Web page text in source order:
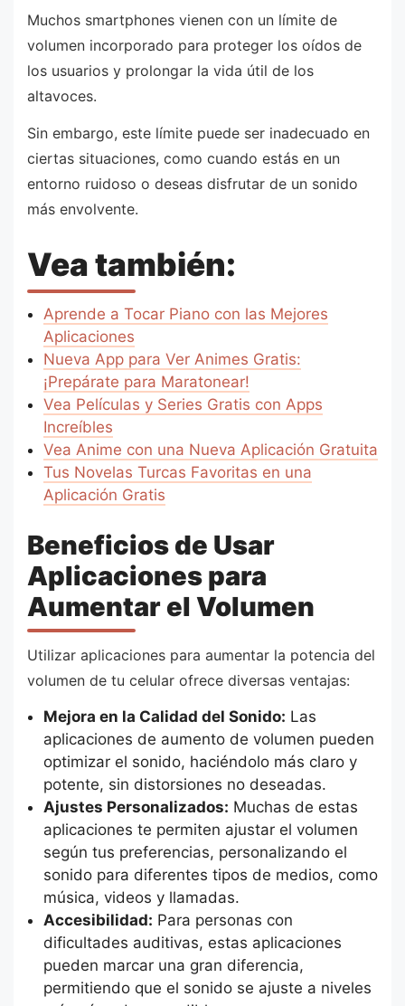
Muchos smartphones vienen con un límite de
volumen incorporado para proteger los oídos de
los usuarios y prolongar la vida útil de los
altavoces.
Sin embargo, este límite puede ser inadecuado en
ciertas situaciones, como cuando estás en un
entorno ruidoso o deseas disfrutar de un sonido
más envolvente.
Vea también:
Aprende a Tocar Piano con las Mejores
Aplicaciones
Nueva App para Ver Animes Gratis:
¡Prepárate para Maratonear!
Vea Películas y Series Gratis con Apps
Increíbles
Vea Anime con una Nueva Aplicación Gratuita
Tus Novelas Turcas Favoritas en una
Aplicación Gratis
Beneficios de Usar
Aplicaciones para
Aumentar el Volumen
Utilizar aplicaciones para aumentar la potencia del
volumen de tu celular ofrece diversas ventajas:
Mejora en la Calidad del Sonido: Las
aplicaciones de aumento de volumen pueden
optimizar el sonido, haciéndolo más claro y
potente, sin distorsiones no deseadas.
Ajustes Personalizados: Muchas de estas
aplicaciones te permiten ajustar el volumen
según tus preferencias, personalizando el
sonido para diferentes tipos de medios, como
música, videos y llamadas.
Accesibilidad: Para personas con
dificultades auditivas, estas aplicaciones
pueden marcar una gran diferencia,
permitiendo que el sonido se ajuste a niveles